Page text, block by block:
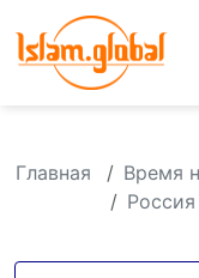
Главная
Время
Россия